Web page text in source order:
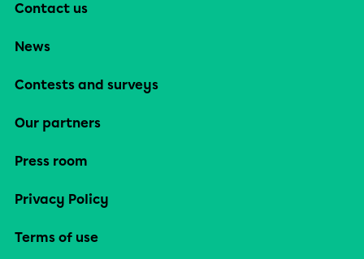
Contact us
News
Contests and surveys
Our partners
Press room
Privacy Policy
Terms of use